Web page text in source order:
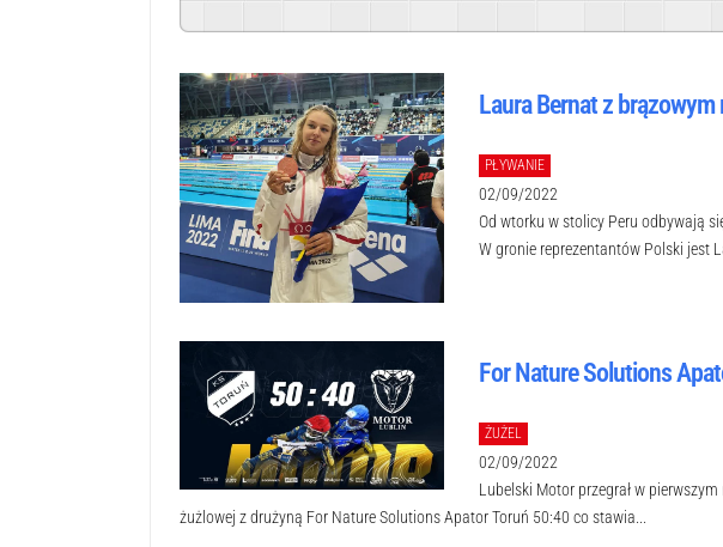
Laura Bernat z
PŁYWANIE
02/09/2022
Od wtorku w stolicy Peru odbywają
W gronie reprezentantów Polski jest
For Nature Solutions
ŻUŻEL
02/09/2022
Lubelski Motor przegrał w
żużlowej z drużyną For Nature Solutions Apator Toruń 50:40 co stawia...